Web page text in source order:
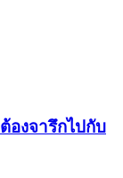
องจารึกไปกับ